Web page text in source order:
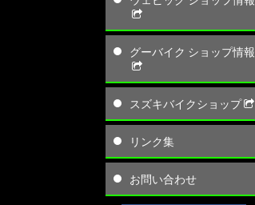
グーバイク ショップ情報
スズキバイクショップ
リンク集
お問い合わせ